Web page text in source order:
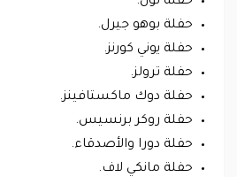
حفلة بوهو جيرل.
حفلة يوني كورنز.
حفلة ترولز.
حفلة دوك ماكستافينز.
حفلة روكر برنسيس.
حفلة دورا والأصدقاء.
حفلة مانكي لاف.